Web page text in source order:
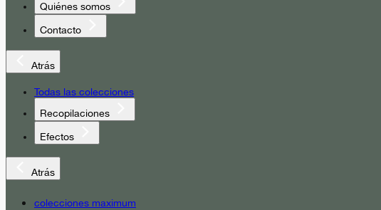
Quiénes somos
Contacto
Atrás
Todas las colecciones
Recopilaciones
Efectos
Atrás
colecciones maximum